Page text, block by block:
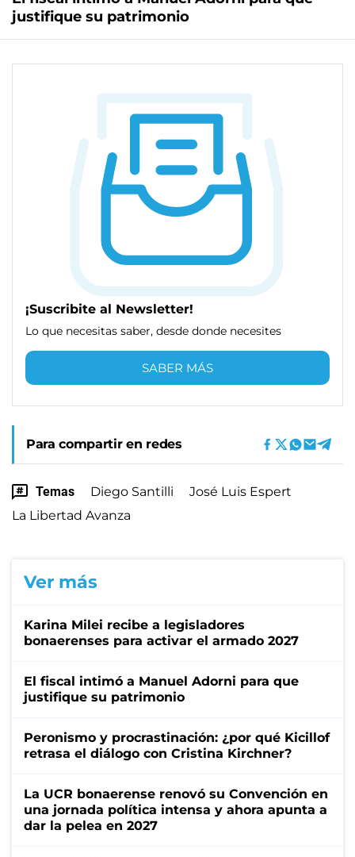
justifique su patrimonio
¡Suscribite al Newsletter!
Lo que necesitas saber, desde donde necesites
SABER MÁS
Para compartir en redes
Temas Diego Santilli
José Luis Espert
La Libertad Avanza
Ver más
Karina Milei recibe a legisladores
bonaerenses para activar el armado 2027
El fiscal intimó a Manuel Adorni para que
justifique su patrimonio
Peronismo y procrastinación: ¿por qué Kicillof
retrasa el diálogo con Cristina Kirchner?
La UCR bonaerense renovó su Convención en
una jornada política intensa y ahora apunta a
dar la pelea en 2027